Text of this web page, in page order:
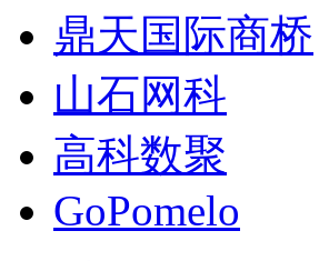
鼎天国际商桥
山石网科
高科数聚
GoPomelo